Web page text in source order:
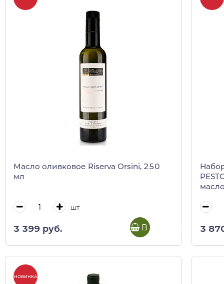
Масло оливковое Riserva Orsini, 250
мл
шт
3 399 руб. В корзину
Набор
3
НОВИНКА